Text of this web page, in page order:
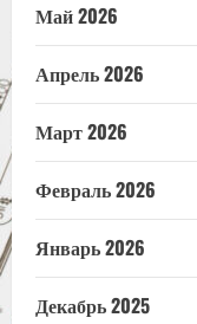
Май 2026
Апрель 2026
Март 2026
Февраль 2026
Январь 2026
Декабрь 2025